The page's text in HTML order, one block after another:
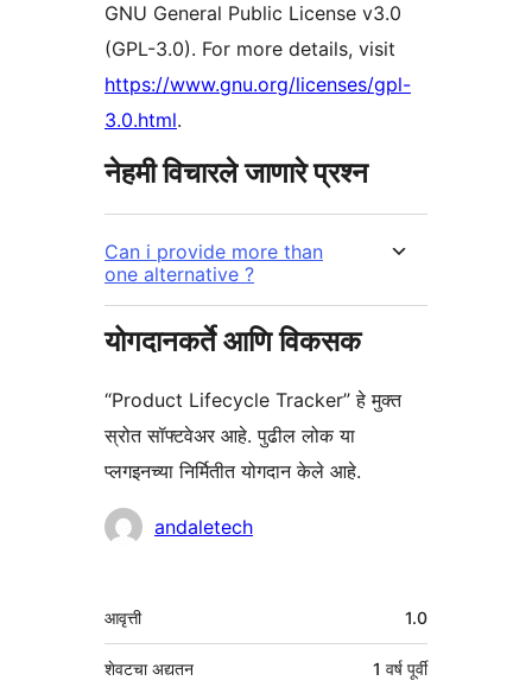
GNU General Public License v3.0
(GPL-3.0). For more details, visit
https://www.gnu.org/licenses/gpl-
3.0.html.
नेहमी विचारले जाणारे प्रश्न
Can i provide more than
one alternative ?
योगदानकर्ते आणि विकसक
“Product Lifecycle Tracker” हे मुक्त
स्रोत सॉफ्टवेअर आहे. पुढील लोक या
प्लगइनच्या निर्मितीत योगदान केले आहे.
योगदानकर्तेandaletech
मेटा
आवृत्ती 1.0
शेवटचा अद्यतन 1 वर्ष पूर्वी